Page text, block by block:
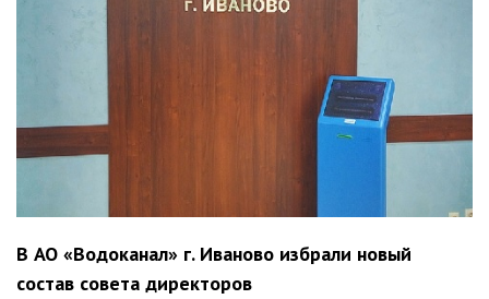
В АО «Водоканал» г. Иваново избрали новый
состав совета директоров